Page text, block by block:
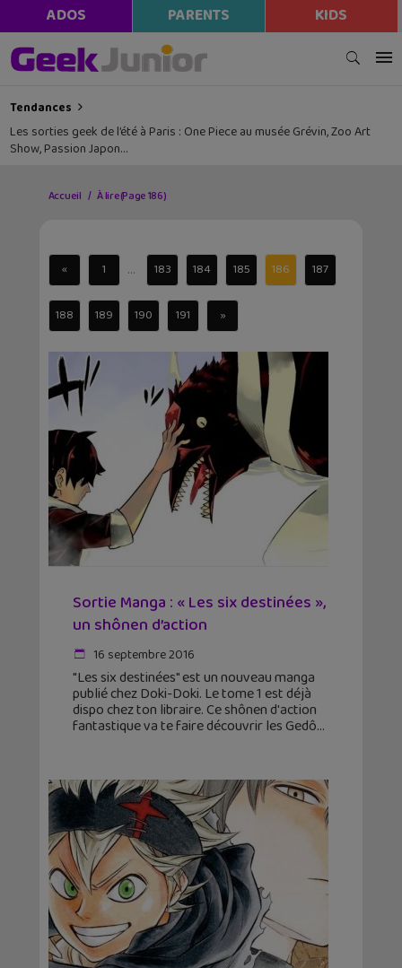
ADOS PARENTS KIDS
Tendances
Les sorties geek de l’été à Paris : One Piece au musée Grévin, Zoo Art
Show, Passion Japon…
Accueil À lire(Page 186)
« 1 ... 183 184 185 186 187
188 189 190 191 »
Sortie Manga : « Les six destinées »,
un shônen d’action
16 septembre 2016
"Les six destinées" est un nouveau manga
publié chez Doki-Doki. Le tome 1 est déjà
dispo chez ton libraire. Ce shônen d'action
fantastique va te faire découvrir les Gedô